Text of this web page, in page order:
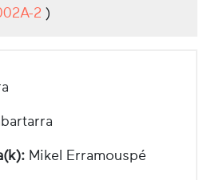
2 )
Mikel Erramouspé